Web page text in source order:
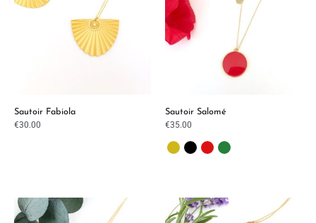
Sautoir Fabiola
€30.00
Sautoir Salomé
€35.00